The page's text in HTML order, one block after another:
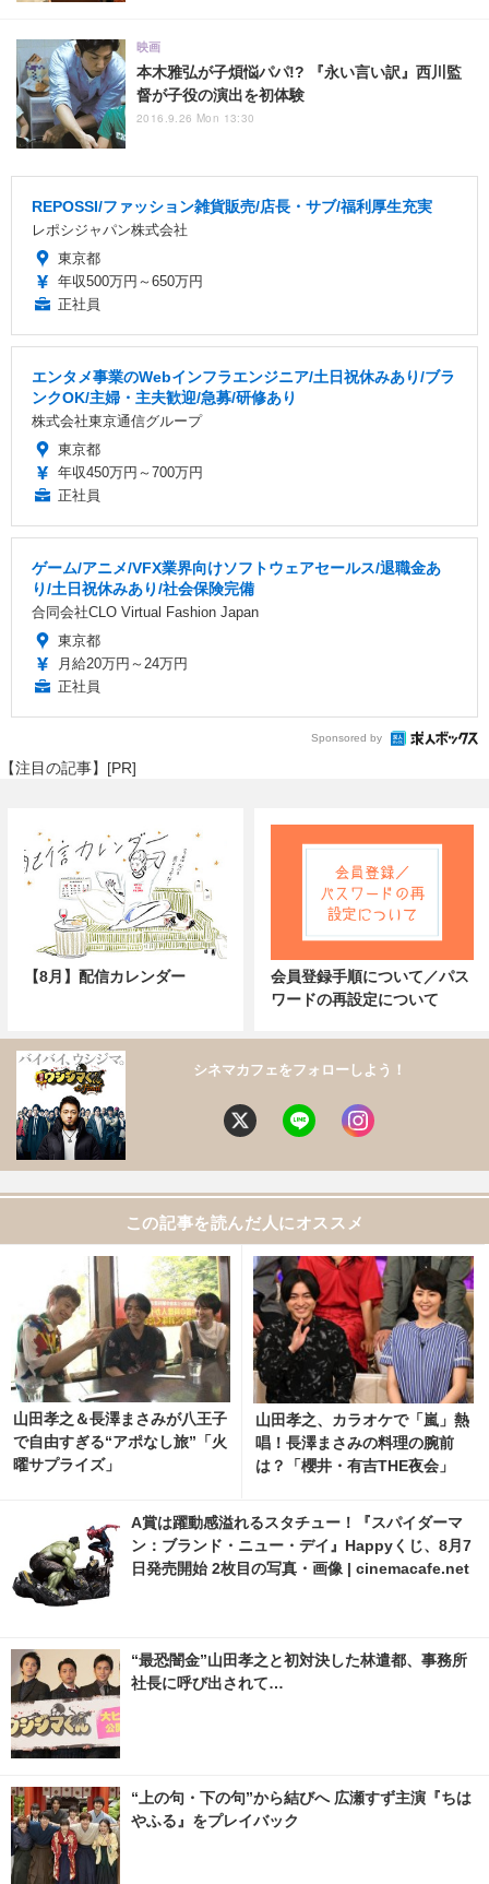
本木雅弘が子煩悩パパ!? 『永い言い訳』西川監
督が子役の演出を初体験
映画
2016.9.26 Mon 13:30
REPOSSI/ファッション雑貨販売/店長・サブ/福利厚生充実
レポシジャパン株式会社
東京都
年収500万円～650万円
正社員
エンタメ事業のWebインフラエンジニア/土日祝休みあり/ブラ
ンクOK/主婦・主夫歓迎/急募/研修あり
株式会社東京通信グループ
東京都
年収450万円～700万円
正社員
ゲーム/アニメ/VFX業界向けソフトウェアセールス/退職金あ
り/土日祝休みあり/社会保険完備
合同会社CLO Virtual Fashion Japan
東京都
月給20万円～24万円
正社員
Sponsored by
【注目の記事】[PR]
【8月】配信カレンダー
会員登録手順について／パス
ワードの再設定について
シネマカフェをフォローしよう！
この記事を読んだ人にオススメ
山田孝之＆長澤まさみが八王子
で自由すぎる“アポなし旅”「火
曜サプライズ」
山田孝之、カラオケで「嵐」熱
唱！長澤まさみの料理の腕前
は？「櫻井・有吉THE夜会」
A賞は躍動感溢れるスタチュー！『スパイダーマ
ン：ブランド・ニュー・デイ』Happyくじ、8月7
日発売開始 2枚目の写真・画像 | cinemacafe.net
“最恐闇金”山田孝之と初対決した林遣都、事務所
社長に呼び出されて…
“上の句・下の句”から結びへ 広瀬すず主演『ちは
やふる』をプレイバック